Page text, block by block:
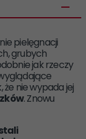
pielęgnacji
grubych
jak rzeczy
nie wypada jej
. Znowu